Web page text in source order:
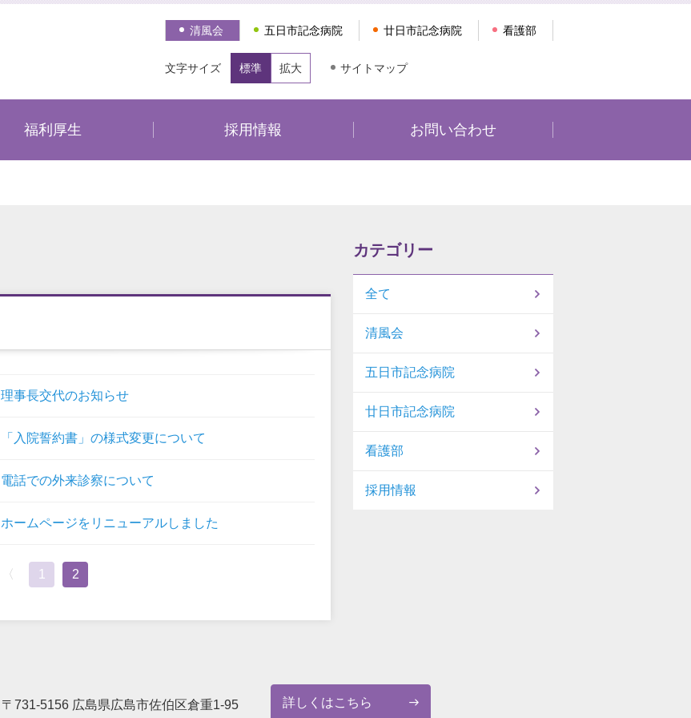
清風会 五日市記念病院 廿日市記念病院 看護部
文字サイズ 標準 拡大 サイトマップ
福利厚生 採用情報 お問い合わせ
理事長交代のお知らせ
「入院誓約書」の様式変更について
電話での外来診察について
ホームページをリニューアルしました
〈 1 2
カテゴリー
全て
清風会
五日市記念病院
廿日市記念病院
看護部
採用情報
〒731-5156 広島県広島市佐伯区倉重1-95 詳しくはこちら